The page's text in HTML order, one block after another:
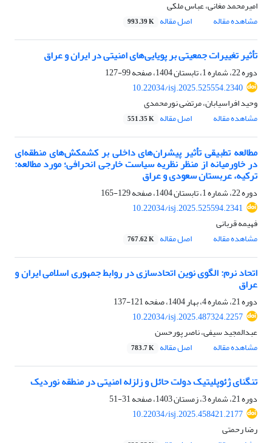
امیرمحمد مغانی، عباس ملکی
مشاهده مقاله
اصل مقاله 993.39 K
تأثیر تغییرات جمعیتی بر پویایی‌های امنیتی در ایران و عراق
دوره 22، شماره 1، تابستان 1404، صفحه
99-127
10.22034/isj.2025.525554.2340
وحید افراسیابان، مرتضی نورمحمدی
مشاهده مقاله
اصل مقاله 551.35 K
مطالعه تطبیقی تأثیر پیشران‌‌های داخلی بر کشمکش‌‌های منطقه‌‌ای
در خاورمیانه از منظر نظریه سیاست خارجی انحرافی؛ مورد مطالعه:
ترکیه، عربستان سعودی و عراق
دوره 22، شماره 1، تابستان 1404، صفحه
129-165
10.22034/isj.2025.525594.2341
فهیمه قربانی
مشاهده مقاله
اصل مقاله 767.62 K
اتحاد نرم: الگوی نوین اتحادسازی در روابط جمهوری اسلامی ایران و
عراق
دوره 21، شماره 4، بهار 1404، صفحه
121-137
10.22034/isj.2025.487324.2257
عبدالمجید سیفی، ناصر پورحسن
مشاهده مقاله
اصل مقاله 783.7 K
تنگنای ژئوپلیتیک دولت حائل و زلزله امنیتی در منطقه نوردیک
دوره 21، شماره 3، زمستان 1403، صفحه
31-51
10.22034/isj.2025.458421.2177
رضا رحمتی